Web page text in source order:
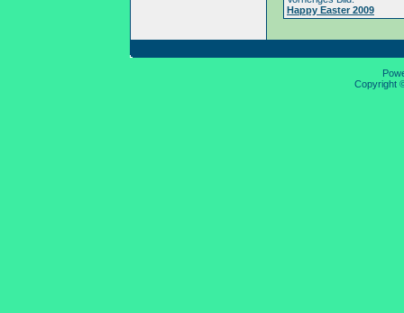
Happy Easter 2009
Copyright